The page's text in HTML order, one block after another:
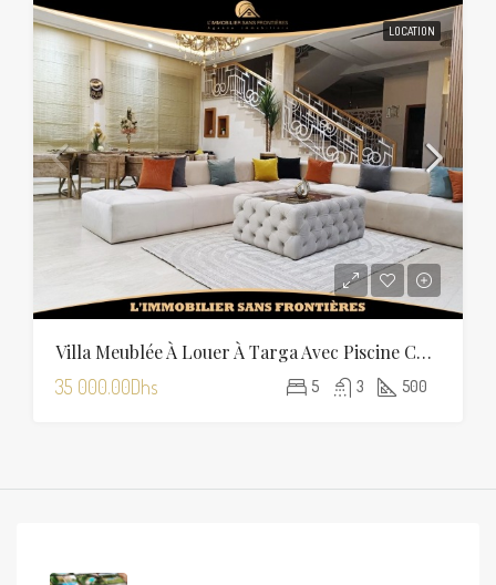
LOCATION
Villa Meublée À Louer À Targa Avec Piscine Chauffée
35 000.00Dhs 5 3 500